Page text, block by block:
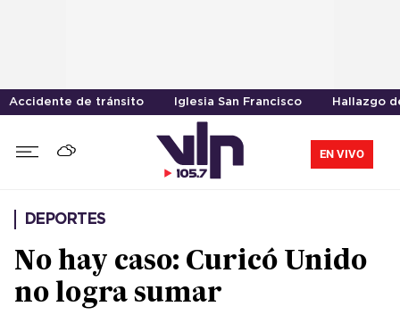
Accidente de tránsito Iglesia San Francisco Hallazgo
EN VIVO
DEPORTES
No hay caso: Curicó Unido
no logra sumar